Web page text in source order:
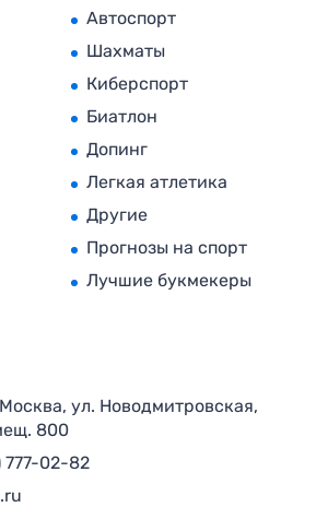
Автоспорт
Шахматы
Киберспорт
Биатлон
Допинг
Легкая атлетика
Другие
Прогнозы на спорт
Лучшие букмекеры
ул. Новодмитровская,
800
777-02-82